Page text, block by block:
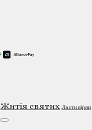
Житія святих Листи вірян